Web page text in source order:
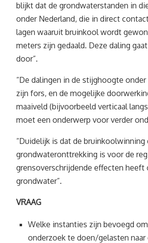
blijkt dat de grondwaterstanden in
onder Nederland, die in direct
lagen waaruit bruinkool wordt
meters zijn gedaald. Deze daling
door”.
“De dalingen in de stijghoogte
zijn fors, en de mogelijke
maaiveld (bijvoorbeeld verticaal
moet een onderwerp voor verder
“Duidelijk is dat de bruinkoolwinning
grondwateronttrekking is voor de
grensoverschrijdende effecten heeft
grondwater”.
VRAAG
Welke instanties zijn bevoegd
onderzoek te doen/gelasten naar